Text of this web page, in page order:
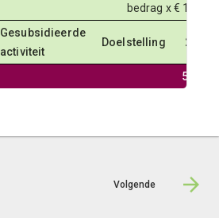
bedrag x € 1.000
Gesubsidieerde
activiteit
Doelstelling 2023
5.239
Volgende